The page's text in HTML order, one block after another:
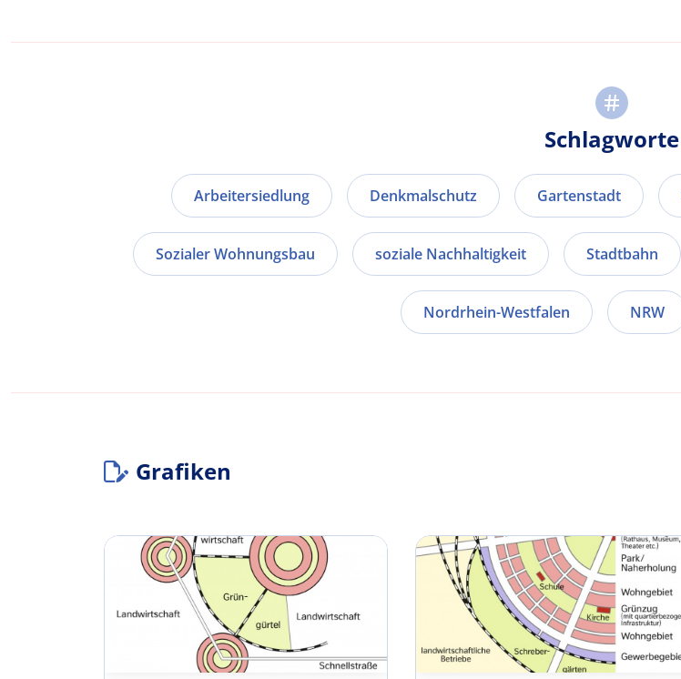
Schlagworte
Arbeitersiedlung Denkmalschutz Gartenstadt
Sozialer Wohnungsbau soziale Nachhaltigkeit Stadtbahn
Nordrhein-Westfalen NRW
Grafiken